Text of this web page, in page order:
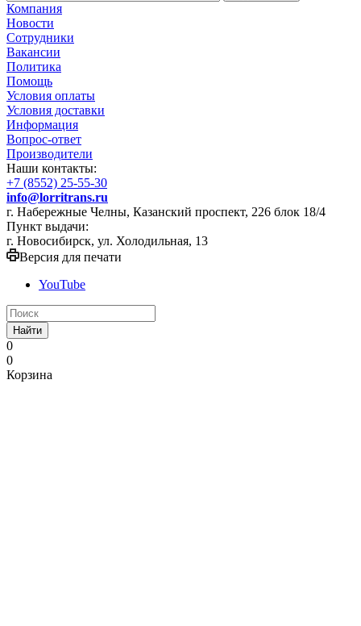
Компания
Новости
Сотрудники
Вакансии
Политика
Помощь
Условия оплаты
Условия доставки
Информация
Вопрос-ответ
Производители
Наши контакты:
+7 (8552) 25-55-30
info@lorritrans.ru
г. Набережные Челны, Казанский проспект, 226 блок 18/4
Пункт выдачи:
г. Новосибирск, ул. Холодильная, 13
Версия для печати
YouTube
Найти
0
0
Корзина